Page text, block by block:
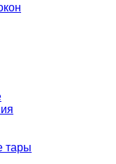
тары